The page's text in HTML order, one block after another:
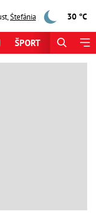
,Štefánia 30 °C
ŠPORT